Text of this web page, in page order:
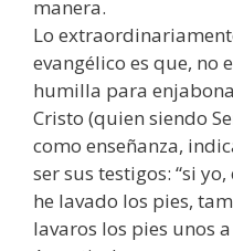
manera.
Lo
evangélico es que, no
humilla para
Cristo (quien siendo
como enseñanza,
ser sus testigos: “si
he lavado los pies,
lavaros los pies unos a